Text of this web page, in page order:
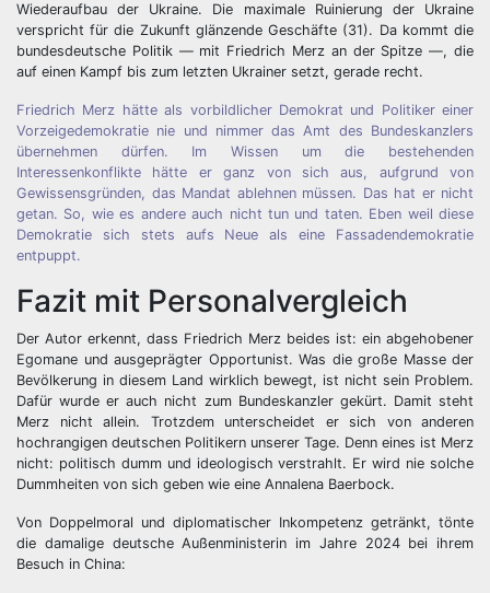
Wiederaufbau der Ukraine. Die maximale Ruinierung der Ukraine
verspricht für die Zukunft glänzende Geschäfte (31). Da kommt die
bundesdeutsche Politik — mit Friedrich Merz an der Spitze —, die
auf einen Kampf bis zum letzten Ukrainer setzt, gerade recht.
Friedrich Merz hätte als vorbildlicher Demokrat und Politiker einer
Vorzeigedemokratie nie und nimmer das Amt des Bundeskanzlers
übernehmen dürfen. Im Wissen um die bestehenden
Interessenkonflikte hätte er ganz von sich aus, aufgrund von
Gewissensgründen, das Mandat ablehnen müssen. Das hat er nicht
getan. So, wie es andere auch nicht tun und taten. Eben weil diese
Demokratie sich stets aufs Neue als eine Fassadendemokratie
entpuppt.
Fazit mit Personalvergleich
Der Autor erkennt, dass Friedrich Merz beides ist: ein abgehobener
Egomane und ausgeprägter Opportunist. Was die große Masse der
Bevölkerung in diesem Land wirklich bewegt, ist nicht sein Problem.
Dafür wurde er auch nicht zum Bundeskanzler gekürt. Damit steht
Merz nicht allein. Trotzdem unterscheidet er sich von anderen
hochrangigen deutschen Politikern unserer Tage. Denn eines ist Merz
nicht: politisch dumm und ideologisch verstrahlt. Er wird nie solche
Dummheiten von sich geben wie eine Annalena Baerbock.
Von Doppelmoral und diplomatischer Inkompetenz getränkt, tönte
die damalige deutsche Außenministerin im Jahre 2024 bei ihrem
Besuch in China: